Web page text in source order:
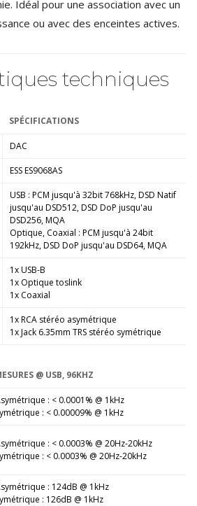
Idéal pour une association avec un
ou avec des enceintes actives.
techniques
SPÉCIFICATIONS
DAC
ESS ES9068AS
USB : PCM jusqu'à 32bit 768kHz, DSD Natif
jusqu'au DSD512, DSD DoP jusqu'au
DSD256, MQA
Optique, Coaxial : PCM jusqu'à 24bit
192kHz, DSD DoP jusqu'au DSD64, MQA
1x USB-B
1x Optique toslink
1x Coaxial
1x RCA stéréo asymétrique
1x Jack 6.35mm TRS stéréo symétrique
@ USB, 96KHZ
: < 0.0001% @ 1kHz
: < 0.00009% @ 1kHz
: < 0.0003% @ 20Hz-20kHz
: < 0.0003% @ 20Hz-20kHz
: 124dB @ 1kHz
: 126dB @ 1kHz